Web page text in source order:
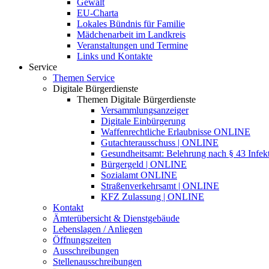
EU-Charta
Lokales Bündnis für Familie
Mädchenarbeit im Landkreis
Veranstaltungen und Termine
Links und Kontakte
Service
Themen Service
Digitale Bürgerdienste
Themen Digitale Bürgerdienste
Versammlungsanzeiger
Digitale Einbürgerung
Waffenrechtliche Erlaubnisse ONLINE
Gutachterausschuss | ONLINE
Gesundheitsamt: Belehrung nach § 43
Bürgergeld | ONLINE
Sozialamt ONLINE
Straßenverkehrsamt | ONLINE
KFZ Zulassung | ONLINE
Kontakt
Ämterübersicht & Dienstgebäude
Lebenslagen / Anliegen
Öffnungszeiten
Ausschreibungen
Stellenausschreibungen